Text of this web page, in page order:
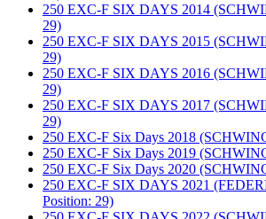
250 EXC-F SIX DAYS 2014
29)
250 EXC-F SIX DAYS 2015
29)
250 EXC-F SIX DAYS 2016
29)
250 EXC-F SIX DAYS 2017
29)
250 EXC-F Six Days 2018
250 EXC-F Six Days 2019
250 EXC-F Six Days 2020
250 EXC-F SIX DAYS 2021
Position: 29)